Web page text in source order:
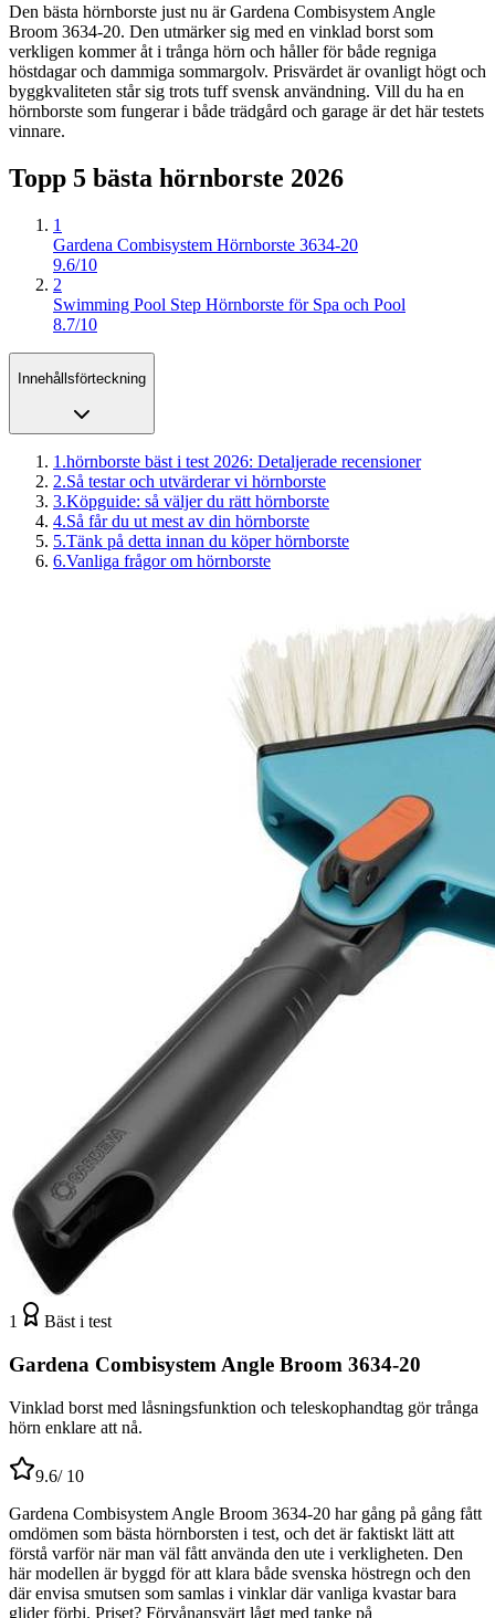
Den bästa hörnborste just nu är Gardena Combisystem Angle
Broom 3634-20. Den utmärker sig med en vinklad borst som
verkligen kommer åt i trånga hörn och håller för både regniga
höstdagar och dammiga sommargolv. Prisvärdet är ovanligt högt och
byggkvaliteten står sig trots tuff svensk användning. Vill du ha en
hörnborste som fungerar i både trädgård och garage är det här testets
vinnare.
Topp 5 bästa hörnborste 2026
1
Gardena Combisystem Hörnborste 3634-20
9.6/10
2
Swimming Pool Step Hörnborste för Spa och Pool
8.7/10
Innehållsförteckning
1 .hörnborste bäst i test 2026: Detaljerade recensioner
2.Så testar och utvärderar vi hörnborste
3.Köpguide: så väljer du rätt hörnborste
4.Så får du ut mest av din hörnborste
5.Tänk på detta innan du köper hörnborste
6.Vanliga frågor om hörnborste
1 Bäst i test
Gardena Combisystem Angle Broom 3634-20
Vinklad borst med låsningsfunktion och teleskophandtag gör trånga
hörn enklare att nå.
9.6/ 10
Gardena Combisystem Angle Broom 3634-20 har gång på gång fått
omdömen som bästa hörnborsten i test, och det är faktiskt lätt att
förstå varför när man väl fått använda den ute i verkligheten. Den
här modellen är byggd för att klara både svenska höstregn och den
där envisa smutsen som samlas i vinklar där vanliga kvastar bara
glider förbi. Priset? Förvånansvärt lågt med tanke på